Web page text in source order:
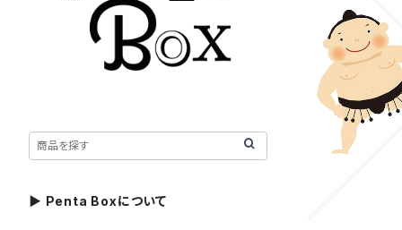
▶ Penta Boxについて